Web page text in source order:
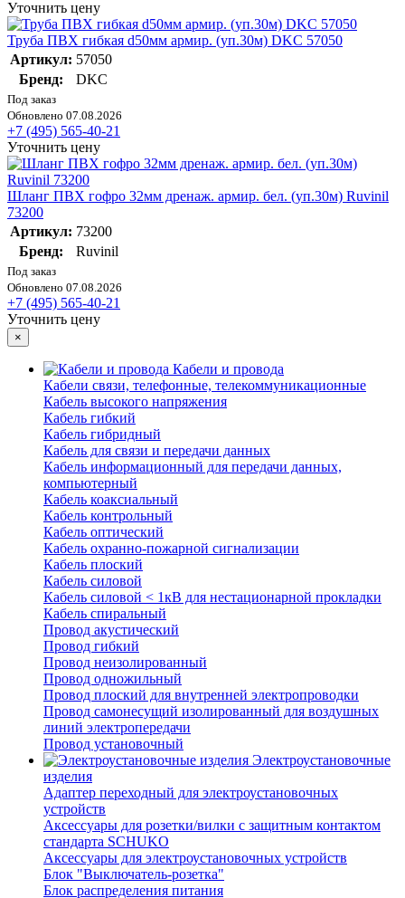
Уточнить цену
Труба ПВХ гибкая d50мм армир. (уп.30м) DKC 57050
Артикул: 57050
Бренд:
DKC
Под заказ
Обновлено 07.08.2026
+7 (495) 565-40-21
Уточнить цену
Шланг ПВХ гофро 32мм дренаж. армир. бел. (уп.30м) Ruvinil
73200
Артикул: 73200
Бренд:
Ruvinil
Под заказ
Обновлено 07.08.2026
+7 (495) 565-40-21
Уточнить цену
×
Кабели и провода
Кабели связи, телефонные, телекоммуникационные
Кабель высокого напряжения
Кабель гибкий
Кабель гибридный
Кабель для связи и передачи данных
Кабель информационный для передачи данных,
компьютерный
Кабель коаксиальный
Кабель контрольный
Кабель оптический
Кабель охранно-пожарной сигнализации
Кабель плоский
Кабель силовой
Кабель силовой < 1кВ для нестационарной прокладки
Кабель спиральный
Провод акустический
Провод гибкий
Провод неизолированный
Провод одножильный
Провод плоский для внутренней электропроводки
Провод самонесущий изолированный для воздушных
линий электропередачи
Провод установочный
Электроустановочные
изделия
Адаптер переходный для электроустановочных
устройств
Аксессуары для розетки/вилки с защитным контактом
стандарта SCHUKO
Аксессуары для электроустановочных устройств
Блок "Выключатель-розетка"
Блок распределения питания